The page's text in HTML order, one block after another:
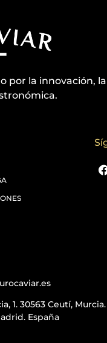
por la innovación, la
1. 30563 Ceutí,
España